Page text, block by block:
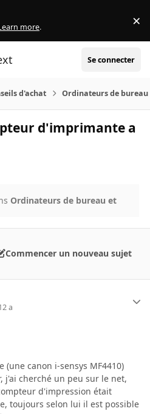
more. ×
Se connecter
d'achat Ordinateurs de bureau
d'imprimante a
Ordinateurs de bureau et
Commencer un nouveau sujet
a
canon i-sensys MF4410)
j'ai cherché un peu sur le net,
d'impression était
toujours selon lui il est possible